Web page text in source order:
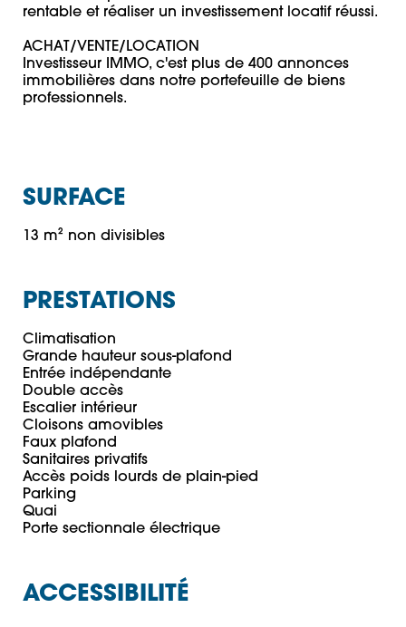
rentable et réaliser un investissement locatif réussi.
ACHAT/VENTE/LOCATION
Investisseur IMMO, c'est plus de 400 annonces
immobilières dans notre portefeuille de biens
professionnels.
SURFACE
13 m² non divisibles
PRESTATIONS
Climatisation
Grande hauteur sous-plafond
Entrée indépendante
Double accès
Escalier intérieur
Cloisons amovibles
Faux plafond
Sanitaires privatifs
Accès poids lourds de plain-pied
Parking
Quai
ACCESSIBILITÉ